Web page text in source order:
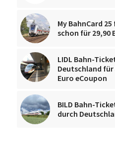
My BahnCard
schon für 29,90
LIDL Bahn-
Deutschland für
Euro eCoupon
BILD Bahn-
durch